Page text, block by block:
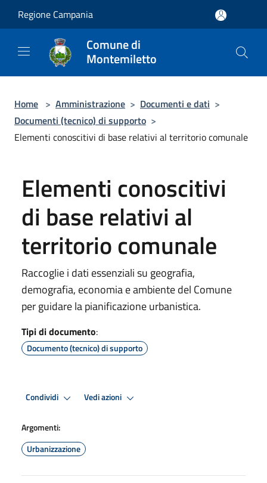
Regione Campania
Comune di
Montemiletto
Home > Amministrazione > Documenti e dati >
Documenti (tecnico) di supporto >
Elementi conoscitivi di base relativi al territorio comunale
Elementi conoscitivi
di base relativi al
territorio comunale
Raccoglie i dati essenziali su geografia,
demografia, economia e ambiente del Comune
per guidare la pianificazione urbanistica.
Tipi di documento:
Documento (tecnico) di supporto
Condividi Vedi azioni
Argomenti:
Urbanizzazione